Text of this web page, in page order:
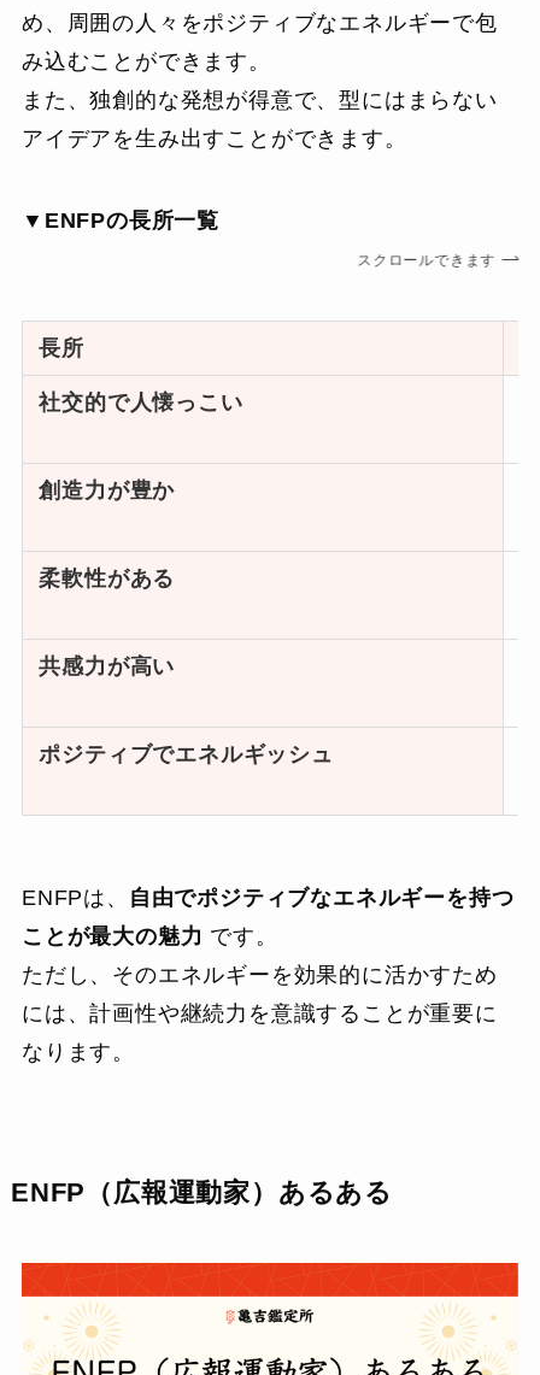
め、周囲の人々をポジティブなエネルギーで包
み込むことができます。
また、独創的な発想が得意で、型にはまらない
アイデアを生み出すことができます。
▼ENFPの長所一覧
スクロールできます
長所
社交的で人懐っこい
創造力が豊か
柔軟性がある
共感力が高い
ポジティブでエネルギッシュ
ENFPは、
自由でポジティブなエネルギーを持つ
ことが最大の魅力 です。
ただし、そのエネルギーを効果的に活かすため
には、計画性や継続力を意識することが重要に
なります。
ENFP（広報運動家）あるある